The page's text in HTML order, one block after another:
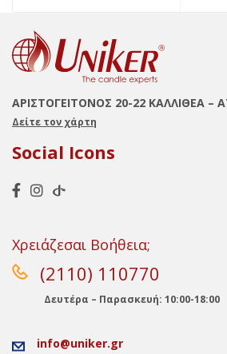
ΑΡΙΣΤΟΓΕΙΤΟΝΟΣ 20-22 ΚΑΛΛΙΘΕΑ –
Δείτε τον χάρτη
Social Icons
Χρειάζεσαι Βοήθεια;
(2110) 110770
Δευτέρα – Παρασκευή: 10:00-18:00
info@uniker.gr